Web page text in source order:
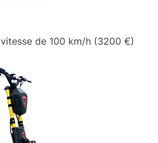
de 100 km/h (3200 €)